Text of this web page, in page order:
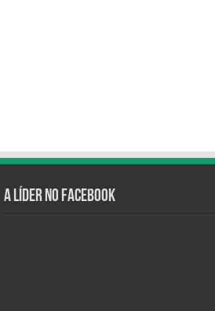
A Líder no Facebook